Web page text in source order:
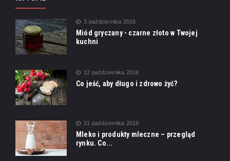
3 października 2016
Miód gryczany - czarne złoto w Twojej
kuchni
12 października 2016
Co jeść, aby długo i zdrowo żyć?
21 października 2016
Mleko i produkty mleczne – przegląd
rynku. Co...